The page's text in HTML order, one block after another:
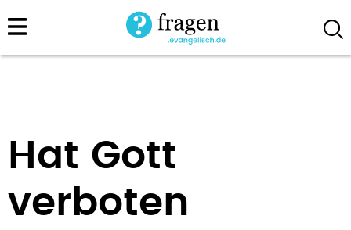
Direkt
zum
Hat Gott
verboten